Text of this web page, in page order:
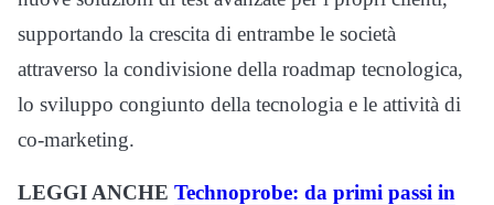
supportando la crescita di entrambe le società
attraverso la condivisione della roadmap tecnologica,
lo sviluppo congiunto della tecnologia e le attività di
co-marketing.
LEGGI ANCHE Technoprobe: da primi passi in